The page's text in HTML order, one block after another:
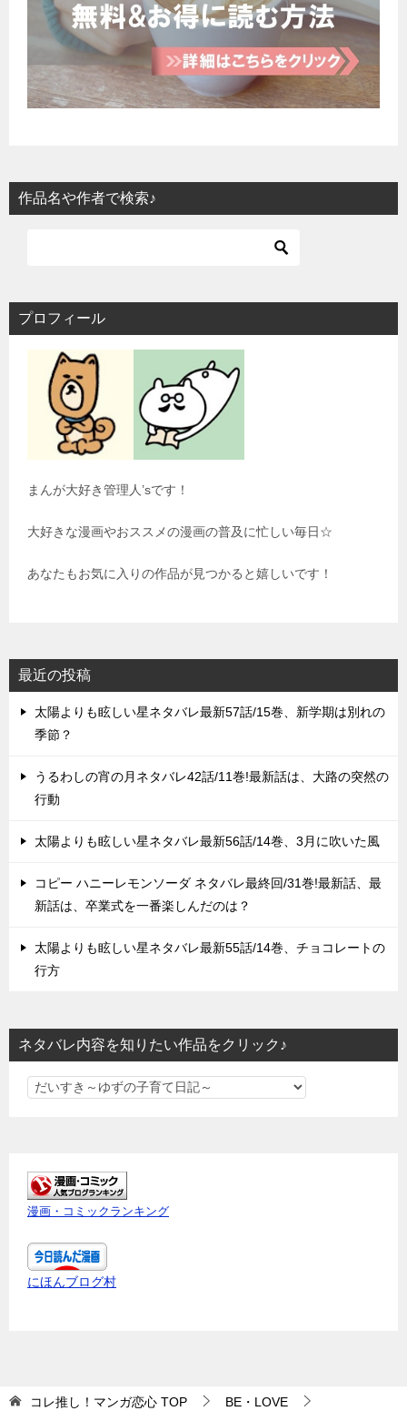
作品名や作者で検索♪
プロフィール
まんが大好き管理人’sです！
大好きな漫画やおススメの漫画の普及に忙しい毎日☆
あなたもお気に入りの作品が見つかると嬉しいです！
最近の投稿
太陽よりも眩しい星ネタバレ最新57話/15巻、新学期は別れの
季節？
うるわしの宵の月ネタバレ42話/11巻!最新話は、大路の突然の
行動
太陽よりも眩しい星ネタバレ最新56話/14巻、3月に吹いた風
コピー ハニーレモンソーダ ネタバレ最終回/31巻!最新話、最
新話は、卒業式を一番楽しんだのは？
太陽よりも眩しい星ネタバレ最新55話/14巻、チョコレートの
行方
ネタバレ内容を知りたい作品をクリック♪
ネ
内
容
知
り
た
ク
漫画・コミックランキング
にほんブログ村
コレ推し！マンガ恋心 TOP BE・LOVE